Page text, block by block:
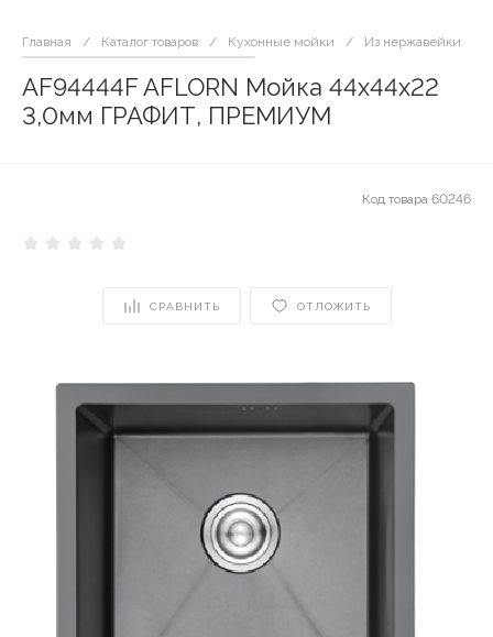
Главная / Каталог товаров / Кухонные мойки / Из нержавейки
AF94444F AFLORN Мойка 44х44х22
3,0мм ГРАФИТ, ПРЕМИУМ
Код товара 60246
СРАВНИТЬ ОТЛОЖИТЬ